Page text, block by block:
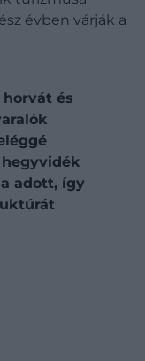
évben várják a
és
adott, így